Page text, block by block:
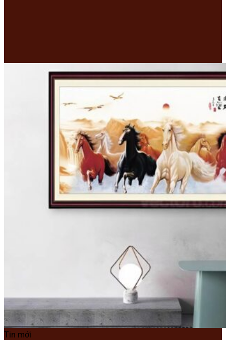
Tin mới